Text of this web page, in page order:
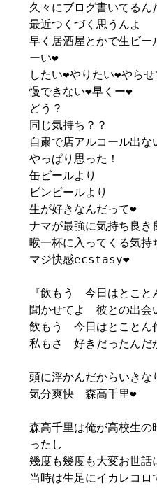
久々にブログ書いてるん
最近つくづく思うんよ
早く居酒屋とかで生ビー
ーい❤️
したい❤️やりたい❤️やら
慢できない❤️早くー❤️
どう？
同じ気持ち？？
自粛で店アルコール出な
やっぱり思った！
缶ビールより
ビンビールより
生が好きなんだって❤️
ナマが最強に気持ち良き
喉一杯に入ってくる気持
マジ快感ecstasy❤️
『飲もう 今日はとこと
聞かせてよ 彼との出
飲もう 今日はとことん
私もさ 好きだったんだ
頭に浮かんだからいきな
気分爽快 森高千里❤️
森高千里は俺が高校生
ったし
幾度も幾度も大変お世話
当時は生足にイカレコ